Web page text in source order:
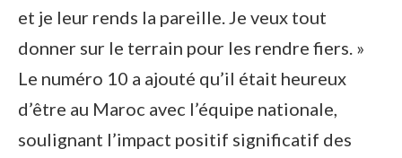
et je leur rends la pareille. Je veux tout
donner sur le terrain pour les rendre fiers. »
Le numéro 10 a ajouté qu’il était heureux
d’être au Maroc avec l’équipe nationale,
soulignant l’impact positif significatif des